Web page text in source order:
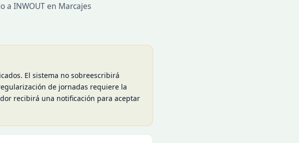
a INWOUT en Marcajes
El sistema no sobreescribirá
de jornadas requiere la
recibirá una notificación para aceptar